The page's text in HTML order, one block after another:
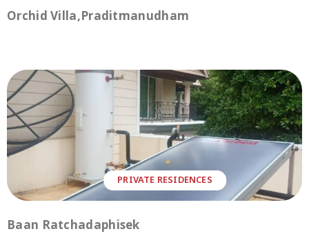
Orchid Villa,Praditmanudham
PRIVATE RESIDENCES
Baan Ratchadaphisek